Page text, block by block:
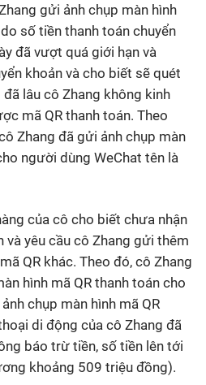
gửi ảnh chụp màn hình
số tiền thanh toán chuyển
đã vượt quá giới hạn và
khoản và cho biết sẽ quét
đã lâu cô Zhang không kinh
mã QR thanh toán. Theo
Zhang đã gửi ảnh chụp màn
người dùng WeChat tên là
của cô cho biết chưa nhận
và yêu cầu cô Zhang gửi thêm
QR khác. Theo đó, cô Zhang
hình mã QR thanh toán cho
chụp màn hình mã QR
di động của cô Zhang đã
báo trừ tiền, số tiền lên tới
khoảng 509 triệu đồng).